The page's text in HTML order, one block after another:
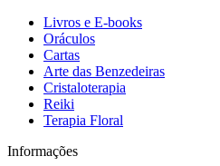
Livros e E-books
Oráculos
Cartas
Arte das Benzedeiras
Cristaloterapia
Reiki
Terapia Floral
Informações